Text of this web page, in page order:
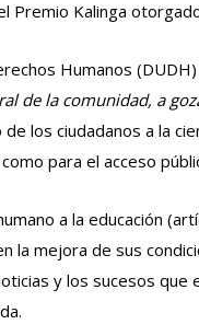
Premio Kalinga
Humanos
de la comunidad, a
los ciudadanos a la
para el acceso
a la educación
la mejora de sus
y los sucesos